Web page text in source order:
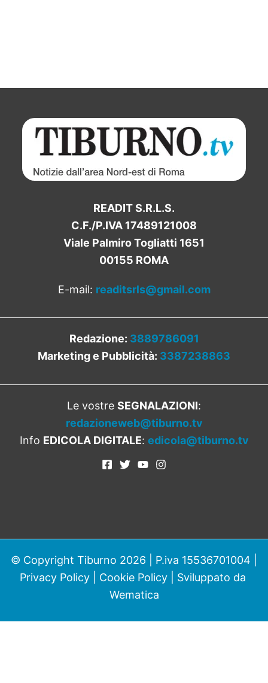
READIT S.R.L.S.
C.F./P.IVA 17489121008
Viale Palmiro Togliatti 1651
00155 ROMA
E-mail: readitsrls@gmail.com
Redazione: 3889786091
Marketing e Pubblicità: 3387238863
Le vostre SEGNALAZIONI:
redazioneweb@tiburno.tv
Info EDICOLA DIGITALE: edicola@tiburno.tv
© Copyright Tiburno 2026 | P.iva 15536701004 |
Privacy Policy| Cookie Policy| Sviluppato da
Wematica